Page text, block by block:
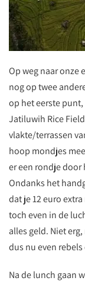
Op weg naar onze
nog op twee
op het eerste punt,
Jatiluwih Rice
vlakte/terrassen
hoop mondjes
er een rondje door
Ondanks het
dat je 12 euro
toch even in de
alles geld. Niet
dus nu even
Na de lunch gaan